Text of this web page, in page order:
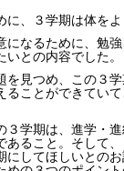
、３学期は体をよ
になるために、勉
いとの内容でした。
を見つめ、この３
ることができてい
３学期は、進学・
あること。そして
にしてほしいとの